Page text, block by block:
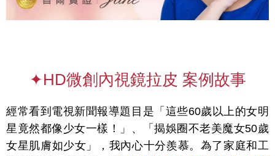
✦HD微創內視鏡拉皮 案例故事
經常看到電視新聞報導題目是「這些60歲以上的女明
星竟然都像少女一樣！」、「揭娛圈不老美魔女50歲
女星肌膚如少女」，我內心十分羨慕。為了家庭和工